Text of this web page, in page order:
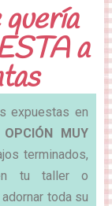
a
expuestas en
OPCIÓN MUY
terminados,
tu taller o
toda su